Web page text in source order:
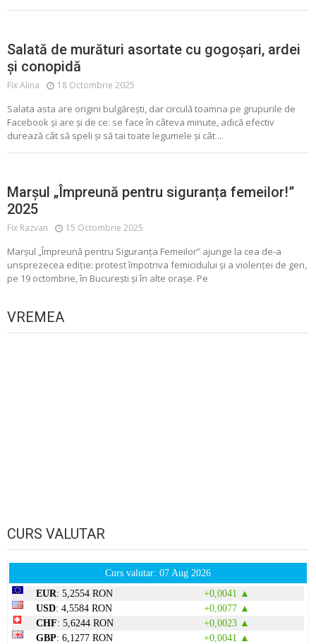
ALIMENTE CONSERVATE CONSERVE MURATURI SALATA
Salată de murături asortate cu gogoșari, ardei
și conopidă
Fix Alina 18 Octombrie 2025
Salata asta are origini bulgărești, dar circulă toamna pe grupurile de
Facebook și are și de ce: se face în câteva minute, adică efectiv
durează cât să speli și să tai toate legumele și cât ...
Marșul „Împreună pentru siguranța femeilor!”
2025
Fix Razvan 15 Octombrie 2025
Marșul „Împreună pentru Siguranța Femeilor” ajunge la cea de-a
unsprezecea ediție: protest împotriva femicidului și a violenței de gen,
pe 19 octombrie, în București și în alte orașe. Pe
VREMEA
CURS VALUTAR
Curs valutar: 07 Aug 2026
EUR: 5,2554 RON
+0,0041 ▲
USD: 4,5584 RON
+0,0077 ▲
CHF: 5,6244 RON
+0,0023 ▲
GBP: 6,1277 RON +0,0041 ▲